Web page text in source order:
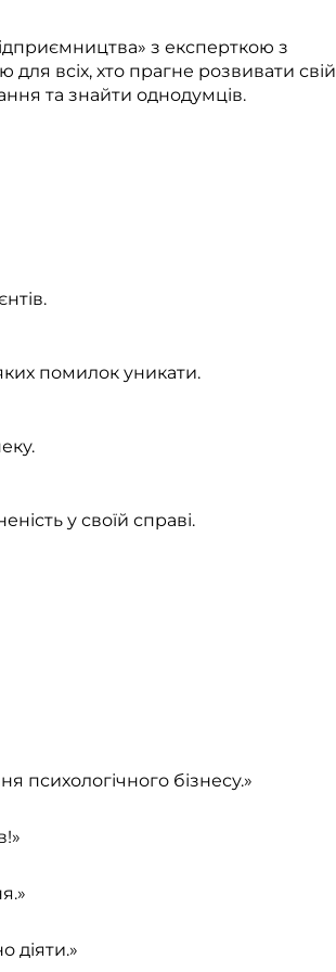
з експерткою з
всіх, хто прагне розвивати свій
та знайти однодумців.
яких помилок уникати.
у своїй справі.
психологічного бізнесу.»
діяти.»